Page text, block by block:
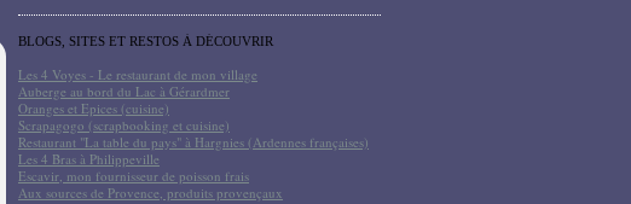
BLOGS, SITES ET RESTOS À DÉCOUVRIR
Les 4 Voyes - Le restaurant de mon village
Auberge au bord du Lac à Gérardmer
Oranges et Epices (cuisine)
Scrapagogo (scrapbooking et cuisine)
Restaurant "La table du pays" à Hargnies (Ardennes françaises)
Les 4 Bras à Philippeville
Escavir, mon fournisseur de poisson frais
Aux sources de Provence, produits provençaux